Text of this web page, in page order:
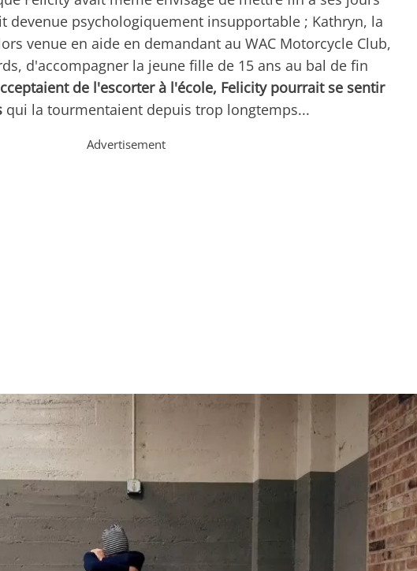
devenue psychologiquement insupportable ; Kathryn, la
venue en aide en demandant au WAC Motorcycle Club,
d'accompagner la jeune fille de 15 ans au bal de fin
de l'escorter à l'école, Felicity pourrait se sentir
qui la tourmentaient depuis trop longtemps...
Advertisement